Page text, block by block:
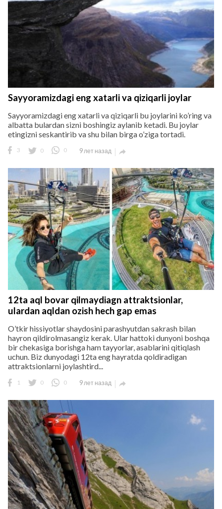
Sayyoramizdagi eng xatarli va qiziqarli joylar
Sayyoramizdagi eng xatarli va qiziqarli bu joylarini ko’ring va
albatta bulardan sizni boshingiz aylanib ketadi. Bu joylar
etingizni seskantirib va shu bilan birga o’ziga tortadi.
3 0 0 9 лет назад 
12ta aql bovar qilmaydiagn attraktsionlar,
ulardan aqldan ozish hech gap emas
O’tkir hissiyotlar shaydosini parashyutdan sakrash bilan
hayron qildirolmasangiz kerak. Ular hattoki dunyoni boshqa
bir chekasiga borishga ham tayyorlar, asablarini qitiqlash
uchun. Biz dunyodagi 12ta eng hayratda qoldiradigan
attraktsionlarni joylashtird...
1 0 0 9 лет назад 